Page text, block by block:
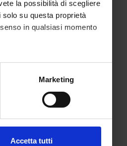
la possibilità di scegliere
su questa proprietà
in qualsiasi momento
metro,Marketing
Accetta tutti